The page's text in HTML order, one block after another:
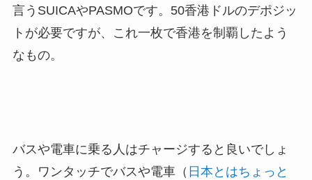
言うSUICAやPASMOです。50香港ドルのデポジッ
トが必要ですが、これ一枚で香港を制覇したよう
なもの。
バスや電車に乗る人はチャージすると良いでしょ
う。ワンタッチでバスや電車（ 日本とはちょっと